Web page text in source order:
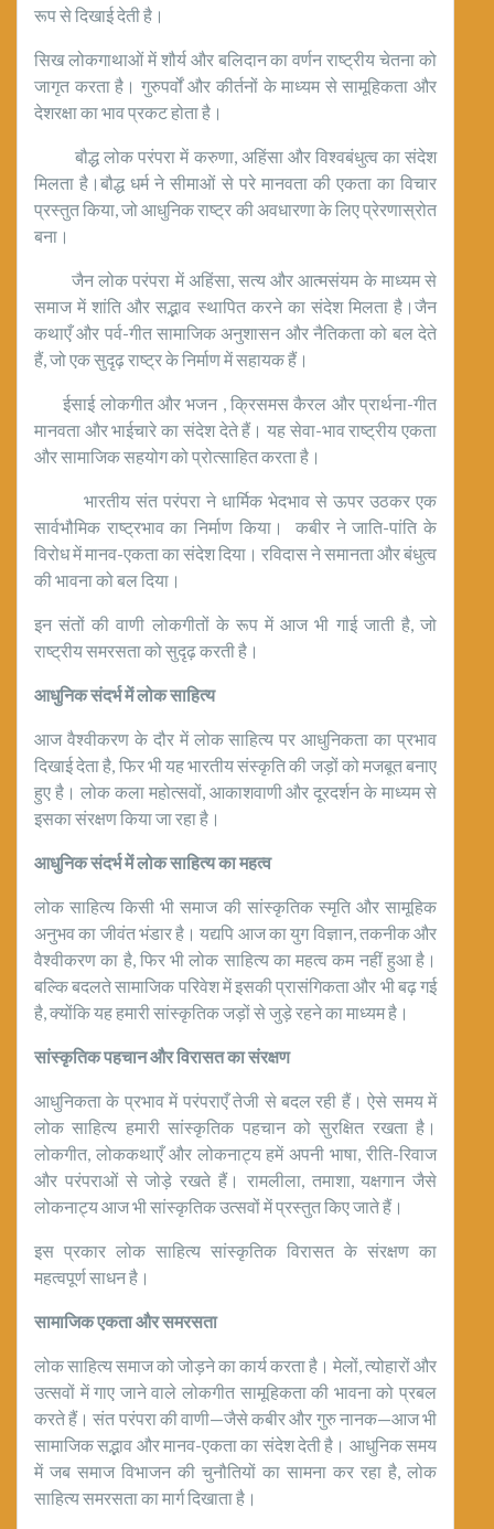
रूप से दिखाई देती है।
सिख लोकगाथाओं में शौर्य और बलिदान का वर्णन राष्ट्रीय चेतना को
जागृत करता है। गुरुपर्वों और कीर्तनों के माध्यम से सामूहिकता और
देशरक्षा का भाव प्रकट होता है।
बौद्ध लोक परंपरा में करुणा, अहिंसा और विश्वबंधुत्व का संदेश
मिलता है।बौद्ध धर्म ने सीमाओं से परे मानवता की एकता का विचार
प्रस्तुत किया, जो आधुनिक राष्ट्र की अवधारणा के लिए प्रेरणास्रोत
बना।
जैन लोक परंपरा में अहिंसा, सत्य और आत्मसंयम के माध्यम से
समाज में शांति और सद्भाव स्थापित करने का संदेश मिलता है।जैन
कथाएँ और पर्व-गीत सामाजिक अनुशासन और नैतिकता को बल देते
हैं, जो एक सुदृढ़ राष्ट्र के निर्माण में सहायक हैं।
ईसाई लोकगीत और भजन , क्रिसमस कैरल और प्रार्थना-गीत
मानवता और भाईचारे का संदेश देते हैं। यह सेवा-भाव राष्ट्रीय एकता
और सामाजिक सहयोग को प्रोत्साहित करता है।
भारतीय संत परंपरा ने धार्मिक भेदभाव से ऊपर उठकर एक
सार्वभौमिक राष्ट्रभाव का निर्माण किया। कबीर ने जाति-पांति के
विरोध में मानव-एकता का संदेश दिया। रविदास ने समानता और बंधुत्व
की भावना को बल दिया।
इन संतों की वाणी लोकगीतों के रूप में आज भी गाई जाती है, जो
राष्ट्रीय समरसता को सुदृढ़ करती है।
आधुनिक संदर्भ में लोक साहित्य
आज वैश्वीकरण के दौर में लोक साहित्य पर आधुनिकता का प्रभाव
दिखाई देता है, फिर भी यह भारतीय संस्कृति की जड़ों को मजबूत बनाए
हुए है। लोक कला महोत्सवों, आकाशवाणी और दूरदर्शन के माध्यम से
इसका संरक्षण किया जा रहा है।
आधुनिक संदर्भ में लोक साहित्य का महत्व
लोक साहित्य किसी भी समाज की सांस्कृतिक स्मृति और सामूहिक
अनुभव का जीवंत भंडार है। यद्यपि आज का युग विज्ञान, तकनीक और
वैश्वीकरण का है, फिर भी लोक साहित्य का महत्व कम नहीं हुआ है।
बल्कि बदलते सामाजिक परिवेश में इसकी प्रासंगिकता और भी बढ़ गई
है, क्योंकि यह हमारी सांस्कृतिक जड़ों से जुड़े रहने का माध्यम है।
सांस्कृतिक पहचान और विरासत का संरक्षण
आधुनिकता के प्रभाव में परंपराएँ तेजी से बदल रही हैं। ऐसे समय में
लोक साहित्य हमारी सांस्कृतिक पहचान को सुरक्षित रखता है।
लोकगीत, लोककथाएँ और लोकनाट्य हमें अपनी भाषा, रीति-रिवाज
और परंपराओं से जोड़े रखते हैं। रामलीला, तमाशा, यक्षगान जैसे
लोकनाट्य आज भी सांस्कृतिक उत्सवों में प्रस्तुत किए जाते हैं।
इस प्रकार लोक साहित्य सांस्कृतिक विरासत के संरक्षण का
महत्वपूर्ण साधन है।
सामाजिक एकता और समरसता
लोक साहित्य समाज को जोड़ने का कार्य करता है। मेलों, त्योहारों और
उत्सवों में गाए जाने वाले लोकगीत सामूहिकता की भावना को प्रबल
करते हैं। संत परंपरा की वाणी—जैसे कबीर और गुरु नानक—आज भी
सामाजिक सद्भाव और मानव-एकता का संदेश देती है। आधुनिक समय
में जब समाज विभाजन की चुनौतियों का सामना कर रहा है, लोक
साहित्य समरसता का मार्ग दिखाता है।